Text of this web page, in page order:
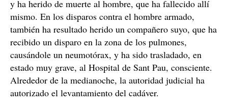
y ha herido de muerte al hombre, que ha fallecido allí
mismo. En los disparos contra el hombre armado,
también ha resultado herido un compañero suyo, que ha
recibido un disparo en la zona de los pulmones,
causándole un neumotórax, y ha sido trasladado, en
estado muy grave, al Hospital de Sant Pau, consciente.
Alrededor de la medianoche, la autoridad judicial ha
autorizado el levantamiento del cadáver.